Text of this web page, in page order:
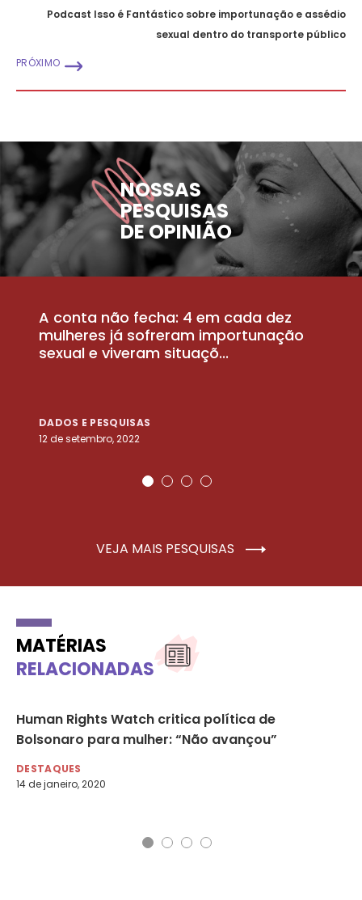
Podcast Isso é Fantástico sobre importunação e assédio
sexual dentro do transporte público
PRÓXIMO
NOSSAS
PESQUISAS
DE OPINIÃO
A conta não fecha: 4 em cada dez
mulheres já sofreram importunação
sexual e viveram situaçõ...
DADOS E PESQUISAS
12 de setembro, 2022
VEJA MAIS PESQUISAS
MATÉRIAS
RELACIONADAS
Human Rights Watch critica política de
Bolsonaro para mulher: “Não avançou”
DESTAQUES
14 de janeiro, 2020